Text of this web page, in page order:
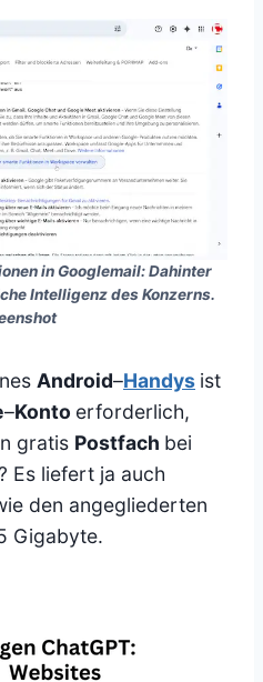
in Googlemail: Dahinter
Intelligenz des Konzerns.
Android–Handys ist
–Konto erforderlich,
gratis Postfach bei
Es liefert ja auch
den angegliederten
Gigabyte.